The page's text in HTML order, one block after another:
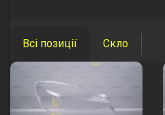
Всі позиції Скло